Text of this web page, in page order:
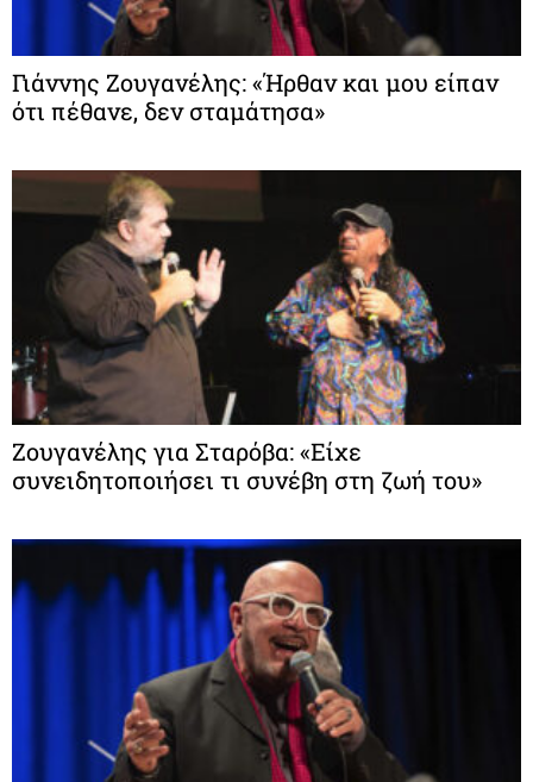
Γιάννης Ζουγανέλης: «Ήρθαν και μου είπαν
ότι πέθανε, δεν σταμάτησα»
Ζουγανέλης για Σταρόβα: «Είχε
συνειδητοποιήσει τι συνέβη στη ζωή του»